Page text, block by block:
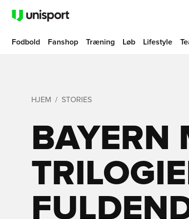
Fodbold Fanshop Træning Løb Lifestyle
HJEM STORIES
BAYERN